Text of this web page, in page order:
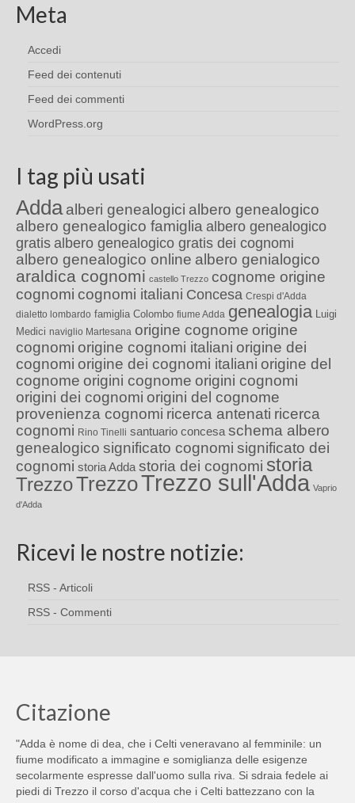
Meta
Accedi
Feed dei contenuti
Feed dei commenti
WordPress.org
I tag più usati
Adda alberi genealogici albero genealogico
albero genealogico famiglia albero genealogico
gratis albero genealogico gratis dei cognomi
albero genealogico online albero genialogico
araldica cognomi castello Trezzo cognome origine
cognomi cognomi italiani Concesa Crespi d'Adda
dialetto lombardo famiglia Colombo fiume Adda genealogia Luigi
Medici naviglio Martesana origine cognome origine
cognomi origine cognomi italiani origine dei
cognomi origine dei cognomi italiani origine del
cognome origini cognome origini cognomi
origini dei cognomi origini del cognome
provenienza cognomi ricerca antenati ricerca
cognomi Rino Tinelli santuario concesa schema albero
genealogico significato cognomi significato dei
cognomi storia Adda storia dei cognomi storia
TrezzoTrezzoTrezzo sull'Adda Vaprio
d'Adda
Ricevi le nostre notizie:
RSS - Articoli
RSS - Commenti
Citazione
"Adda è nome di dea, che i Celti veneravano al femminile: un
fiume modificato a immagine e somiglianza delle esigenze
secolarmente espresse dall'uomo sulla riva. Si sdraia fedele ai
piedi di Trezzo il corso d'acqua che i Celti battezzano con la